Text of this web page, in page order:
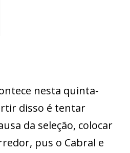
nesta quinta-
disso é tentar
da seleção, colocar
pus o Cabral e